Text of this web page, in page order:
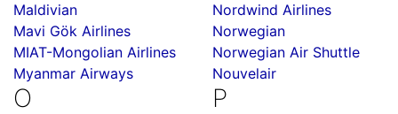
Maldivian
Mavi Gök Airlines
MIAT-Mongolian Airlines
Myanmar Airways
Nordwind Airlines
Norwegian
Norwegian Air Shuttle
Nouvelair
O P